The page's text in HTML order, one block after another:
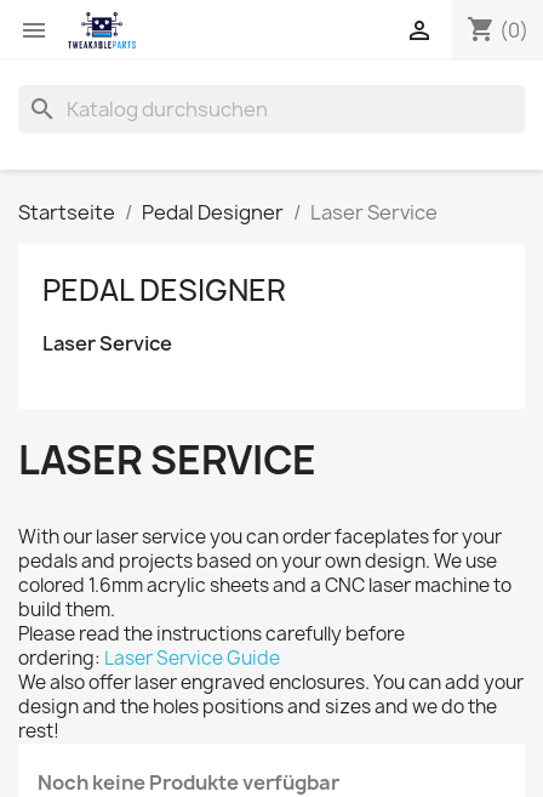
 shopping_cart (0)

search
Startseite Pedal Designer Laser Service
PEDAL DESIGNER
Laser Service
LASER SERVICE
With our laser service you can order faceplates for your
pedals and projects based on your own design. We use
colored 1.6mm acrylic sheets and a CNC laser machine to
build them.
Please read the instructions carefully before
ordering: Laser Service Guide
We also offer laser engraved enclosures. You can add your
design and the holes positions and sizes and we do the
rest!
Noch keine Produkte verfügbar